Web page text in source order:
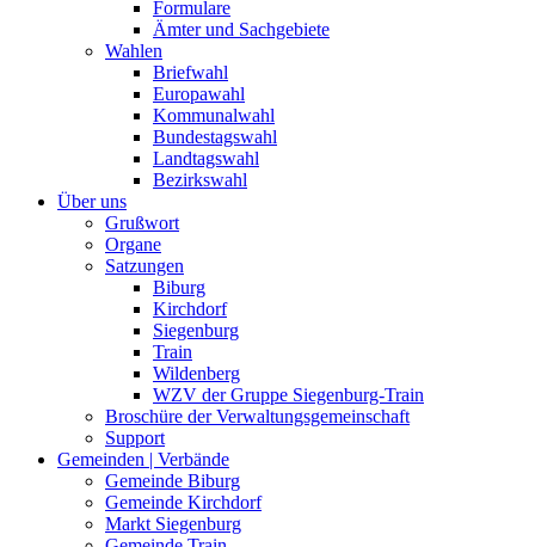
Formulare
Ämter und Sachgebiete
Wahlen
Briefwahl
Europawahl
Kommunalwahl
Bundestagswahl
Landtagswahl
Bezirkswahl
Über uns
Grußwort
Organe
Satzungen
Biburg
Kirchdorf
Siegenburg
Train
Wildenberg
WZV der Gruppe Siegenburg-Train
Broschüre der Verwaltungsgemeinschaft
Support
Gemeinden | Verbände
Gemeinde Biburg
Gemeinde Kirchdorf
Markt Siegenburg